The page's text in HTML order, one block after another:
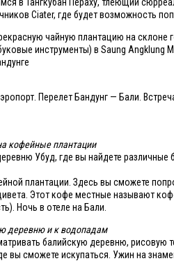
Ciater, где будет возможность
чайную плантацию на склоне
инструменты) в Saung Angklung
Перелет Бандунг — Бали.
кофейные плантации
Убуд, где вы найдете
плантации. Здесь вы сможете
Этот кофе местные называют
Ночь в отеле на Бали.
деревню и к водопадам
балийскую деревню,
вы сможете искупаться. Ужин на